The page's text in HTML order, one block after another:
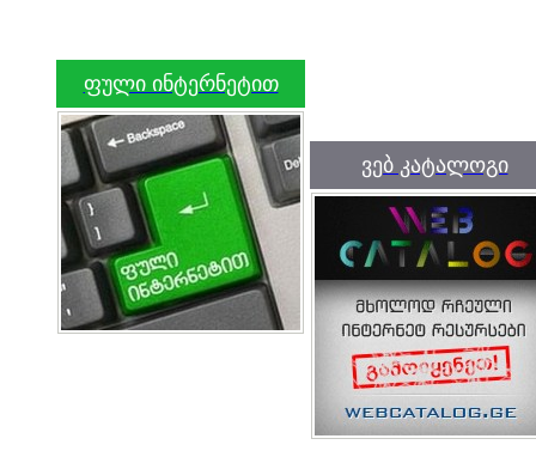
ფული ინტერნეტით
ვებ კატალოგი